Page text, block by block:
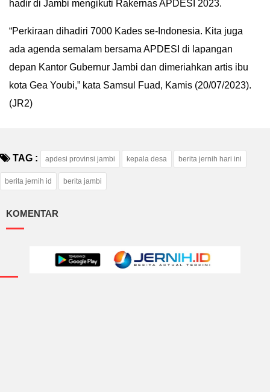
hadir di Jambi mengikuti Rakernas APDESI 2023.
“Perkiraan dihadiri 7000 Kades se-Indonesia. Kita juga
ada agenda semalam bersama APDESI di lapangan
depan Kantor Gubernur Jambi dan dimeriahkan artis ibu
kota Gea Youbi,” kata Samsul Fuad, Kamis (20/07/2023).
(JR2)
TAG : apdesi provinsi jambi kepala desa berita jernih hari ini
berita jernih id berita jambi
KOMENTAR